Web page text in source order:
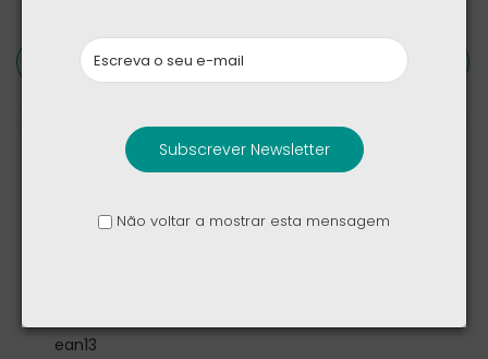
Detalhes de produto
Marca
Referência EP-T1510NWEGEU
ean13
Subscrever Newsletter
Não voltar a mostrar esta mensagem